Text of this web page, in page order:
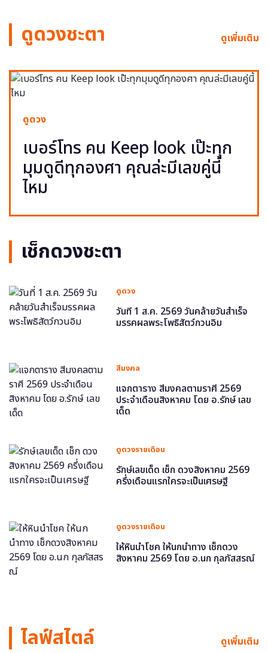
ดูดวงชะตา ดูเพิ่มเติม
ดูดวง
เบอร์โทร คน Keep look เป๊ะทุก
มุมดูดีทุกองศา คุณล่ะมีเลขคู่นี้
ไหม
เช็กดวงชะตา
ดูดวง
วันที่ 1 ส.ค. 2569 วันคล้ายวันสำเร็จ
มรรคผลพระโพธิสัตว์กวนอิม
สีมงคล
แจกตาราง สีมงคลตามราศี 2569
ประจำเดือนสิงหาคม โดย อ.รักษ์ เลข
เด็ด
ดูดวงรายเดือน
รักษ์เลขเด็ด เช็ก ดวงสิงหาคม 2569
ครึ่งเดือนแรกใครจะเป็นเศรษฐี
ดูดวงรายเดือน
ให้หินนำโชค ให้นกนำทาง เช็กดวง
สิงหาคม 2569 โดย อ.นก กุลภัสสรณ์
ไลฟ์สไตล์ ดูเพิ่มเติม